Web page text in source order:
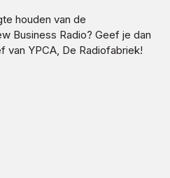
houden van de
Business Radio? Geef je dan
van YPCA, De Radiofabriek!